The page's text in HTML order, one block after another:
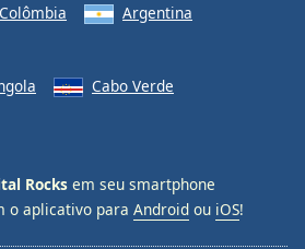
Colômbia Argentina
Cabo Verde
Rocks em seu smartphone
o aplicativo para Android ou iOS!